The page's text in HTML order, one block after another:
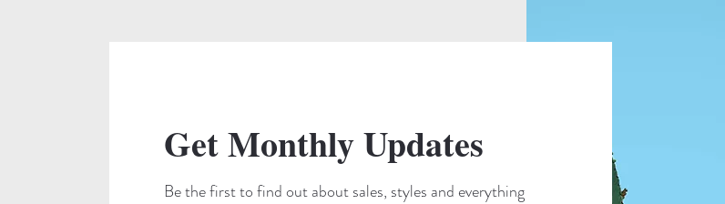
Get Monthly Updates
Be the first to find out about sales, styles and everything